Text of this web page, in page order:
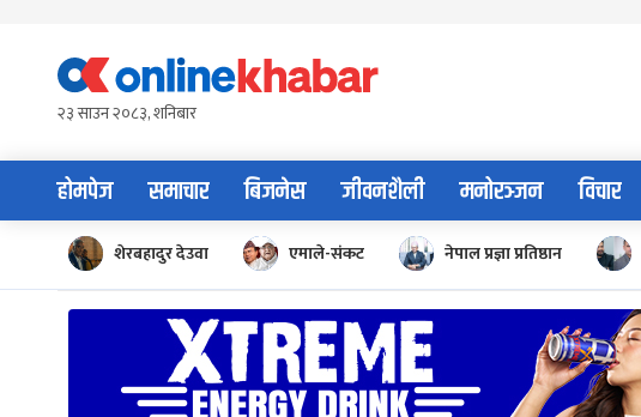
content२३ साउन २०८३, शनिबार
होमपेज समाचार बिजनेस जीवनशैली मनोरञ्जन विचार
शेरबहादुर देउवा एमाले-संकट नेपाल प्रज्ञा प्रतिष्ठान